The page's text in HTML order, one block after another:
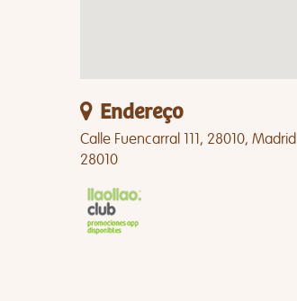
Endereço
Calle Fuencarral 111, 28010, Madrid
28010